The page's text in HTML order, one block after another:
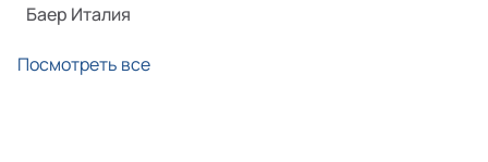
Баер Италия
Посмотреть все